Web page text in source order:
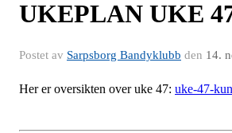
UKEPLAN UKE
Postet av Sarpsborg Bandyklubb den 14.
Her er oversikten over uke 47: uke-47-